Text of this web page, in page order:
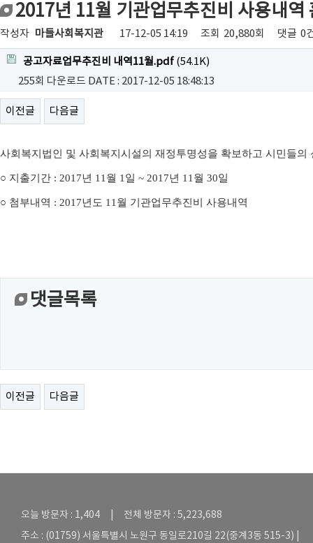
2017년 11월 기관업무추진비 사용내역
작성자 마들사회복지관 17-12-05 14:19 조회 20,880회 댓글 0
공고자료업무추진비 내역11월.pdf (54.1K)
255회 다운로드 DATE : 2017-12-05 18:48:13
이전글 다음글
사회복지법인 및 사회복지시설의 재정투명성을 확보하고 시민들
○ 지출기간 : 2017년 11월 1일 ~ 2017년 11월 30일
○ 첨부내역 : 2017년도 11월 기관업무추진비 사용내역
댓글목록
이전글 다음글
오늘 방문자 : 1,404 | 전체 방문자 : 5,223,688
주소 : (01759) 서울특별시 노원구 동일로210길 22(중계3동 515-3) |